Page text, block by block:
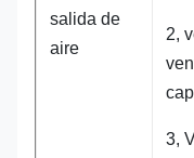
salida de
aire
2,
3,